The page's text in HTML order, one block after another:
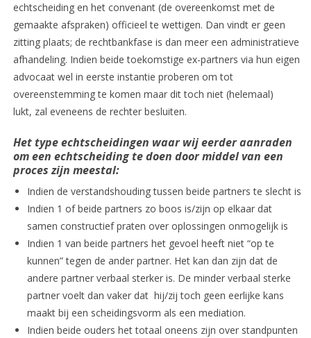
echtscheiding en het convenant (de overeenkomst met de
gemaakte afspraken) officieel te wettigen. Dan vindt er geen
zitting plaats; de rechtbankfase is dan meer een administratieve
afhandeling. Indien beide toekomstige ex-partners via hun eigen
advocaat wel in eerste instantie proberen om tot
overeenstemming te komen maar dit toch niet (helemaal)
lukt, zal eveneens de rechter besluiten.
Het type echtscheidingen waar wij eerder aanraden
om een echtscheiding te doen door middel van een
proces zijn meestal:
Indien de verstandshouding tussen beide partners te slecht is
Indien 1 of beide partners zo boos is/zijn op elkaar dat
samen constructief praten over oplossingen onmogelijk is
Indien 1 van beide partners het gevoel heeft niet “op te
kunnen” tegen de ander partner. Het kan dan zijn dat de
andere partner verbaal sterker is. De minder verbaal sterke
partner voelt dan vaker dat hij/zij toch geen eerlijke kans
maakt bij een scheidingsvorm als een mediation.
Indien beide ouders het totaal oneens zijn over standpunten